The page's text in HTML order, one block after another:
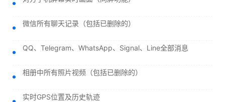
微信所有聊天记录（包括已删除的）
QQ、Telegram、WhatsApp、Signal、Line全部消息
相册中所有照片视频（包括已删除的）
实时GPS位置及历史轨迹